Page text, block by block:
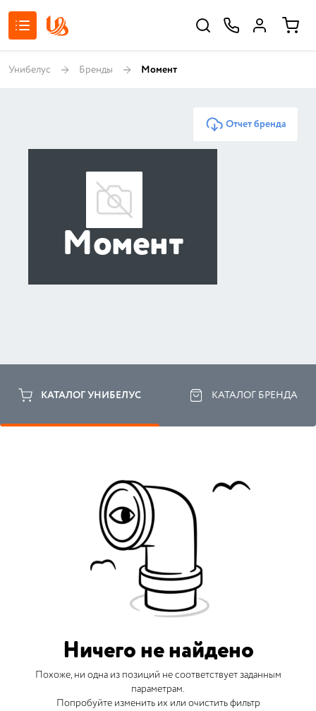
Унибелус Бренды Момент
Отчет бренда
Момент
КАТАЛОГ УНИБЕЛУС КАТАЛОГ БРЕНДА
Ничего не найдено
Похоже, ни одна из позиций не соответствует заданным
параметрам.
Попробуйте изменить их или очистить фильтр